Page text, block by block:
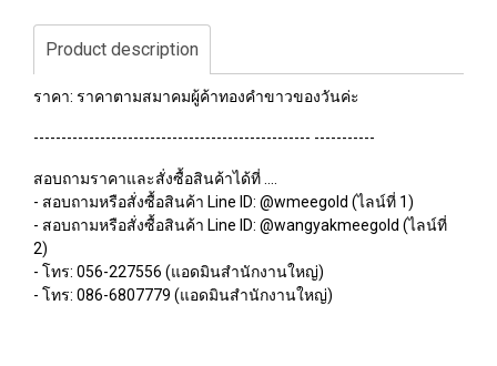
Product description
ราคา: ราคาตามสมาคมผู้ค้าทองคำขาวของวันค่ะ
-------------------------------------------------- -----------
สอบถามราคาและสั่งซื้อสินค้าได้ที่ ....
- สอบถามหรือสั่งซื้อสินค้า Line ID: @wmeegold (ไลน์ที่ 1)
- สอบถามหรือสั่งซื้อสินค้า Line ID: @wangyakmeegold (ไลน์ที่
2)
- โทร: 056-227556 (แอดมินสำนักงานใหญ่)
- โทร: 086-6807779 (แอดมินสำนักงานใหญ่)